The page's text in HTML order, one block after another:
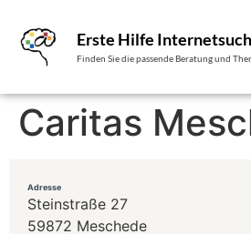
Erste Hilfe
Finden Sie die passende Beratung und
Caritas
Adresse
Steinstraße 27
59872 Meschede